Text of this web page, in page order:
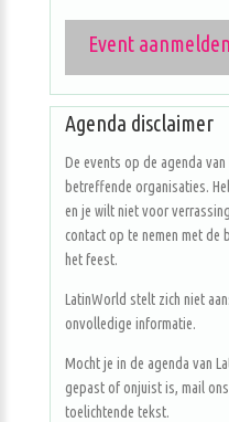
Event
Agenda disclaimer
De events op de agenda
betreffende organisaties.
en je wilt niet voor
contact op te nemen met
het feest.
LatinWorld stelt zich niet
onvolledige informatie.
Mocht je in de agenda van
gepast of onjuist is, mail
toelichtende tekst.